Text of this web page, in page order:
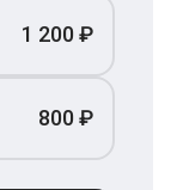
1 200 ₽
800 ₽